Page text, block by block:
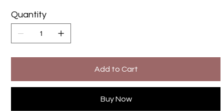
Quantity
Add to Cart
Buy Now